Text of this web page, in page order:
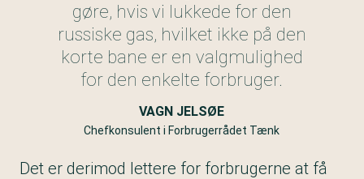
gøre, hvis vi lukkede for den
russiske gas, hvilket ikke på den
korte bane er en valgmulighed
for den enkelte forbruger.
VAGN JELSØE
Chefkonsulent i Forbrugerrådet Tænk
Det er derimod lettere for forbrugerne at få